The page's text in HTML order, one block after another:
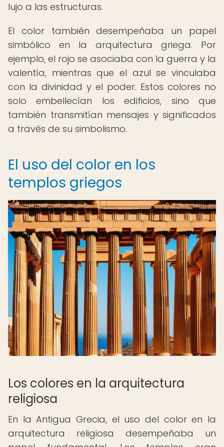
lujo a las estructuras.
El color también desempeñaba un papel
simbólico en la arquitectura griega. Por
ejemplo, el rojo se asociaba con la guerra y la
valentía, mientras que el azul se vinculaba
con la divinidad y el poder. Estos colores no
solo embellecían los edificios, sino que
también transmitían mensajes y significados
a través de su simbolismo.
El uso del color en los
templos griegos
Los colores en la arquitectura
religiosa
En la Antigua Grecia, el uso del color en la
arquitectura religiosa desempeñaba un